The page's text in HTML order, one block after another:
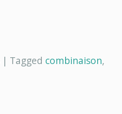
| Tagged combinaison,